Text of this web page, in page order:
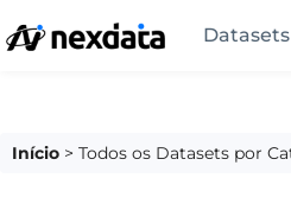
Início > Todos os Datasets por